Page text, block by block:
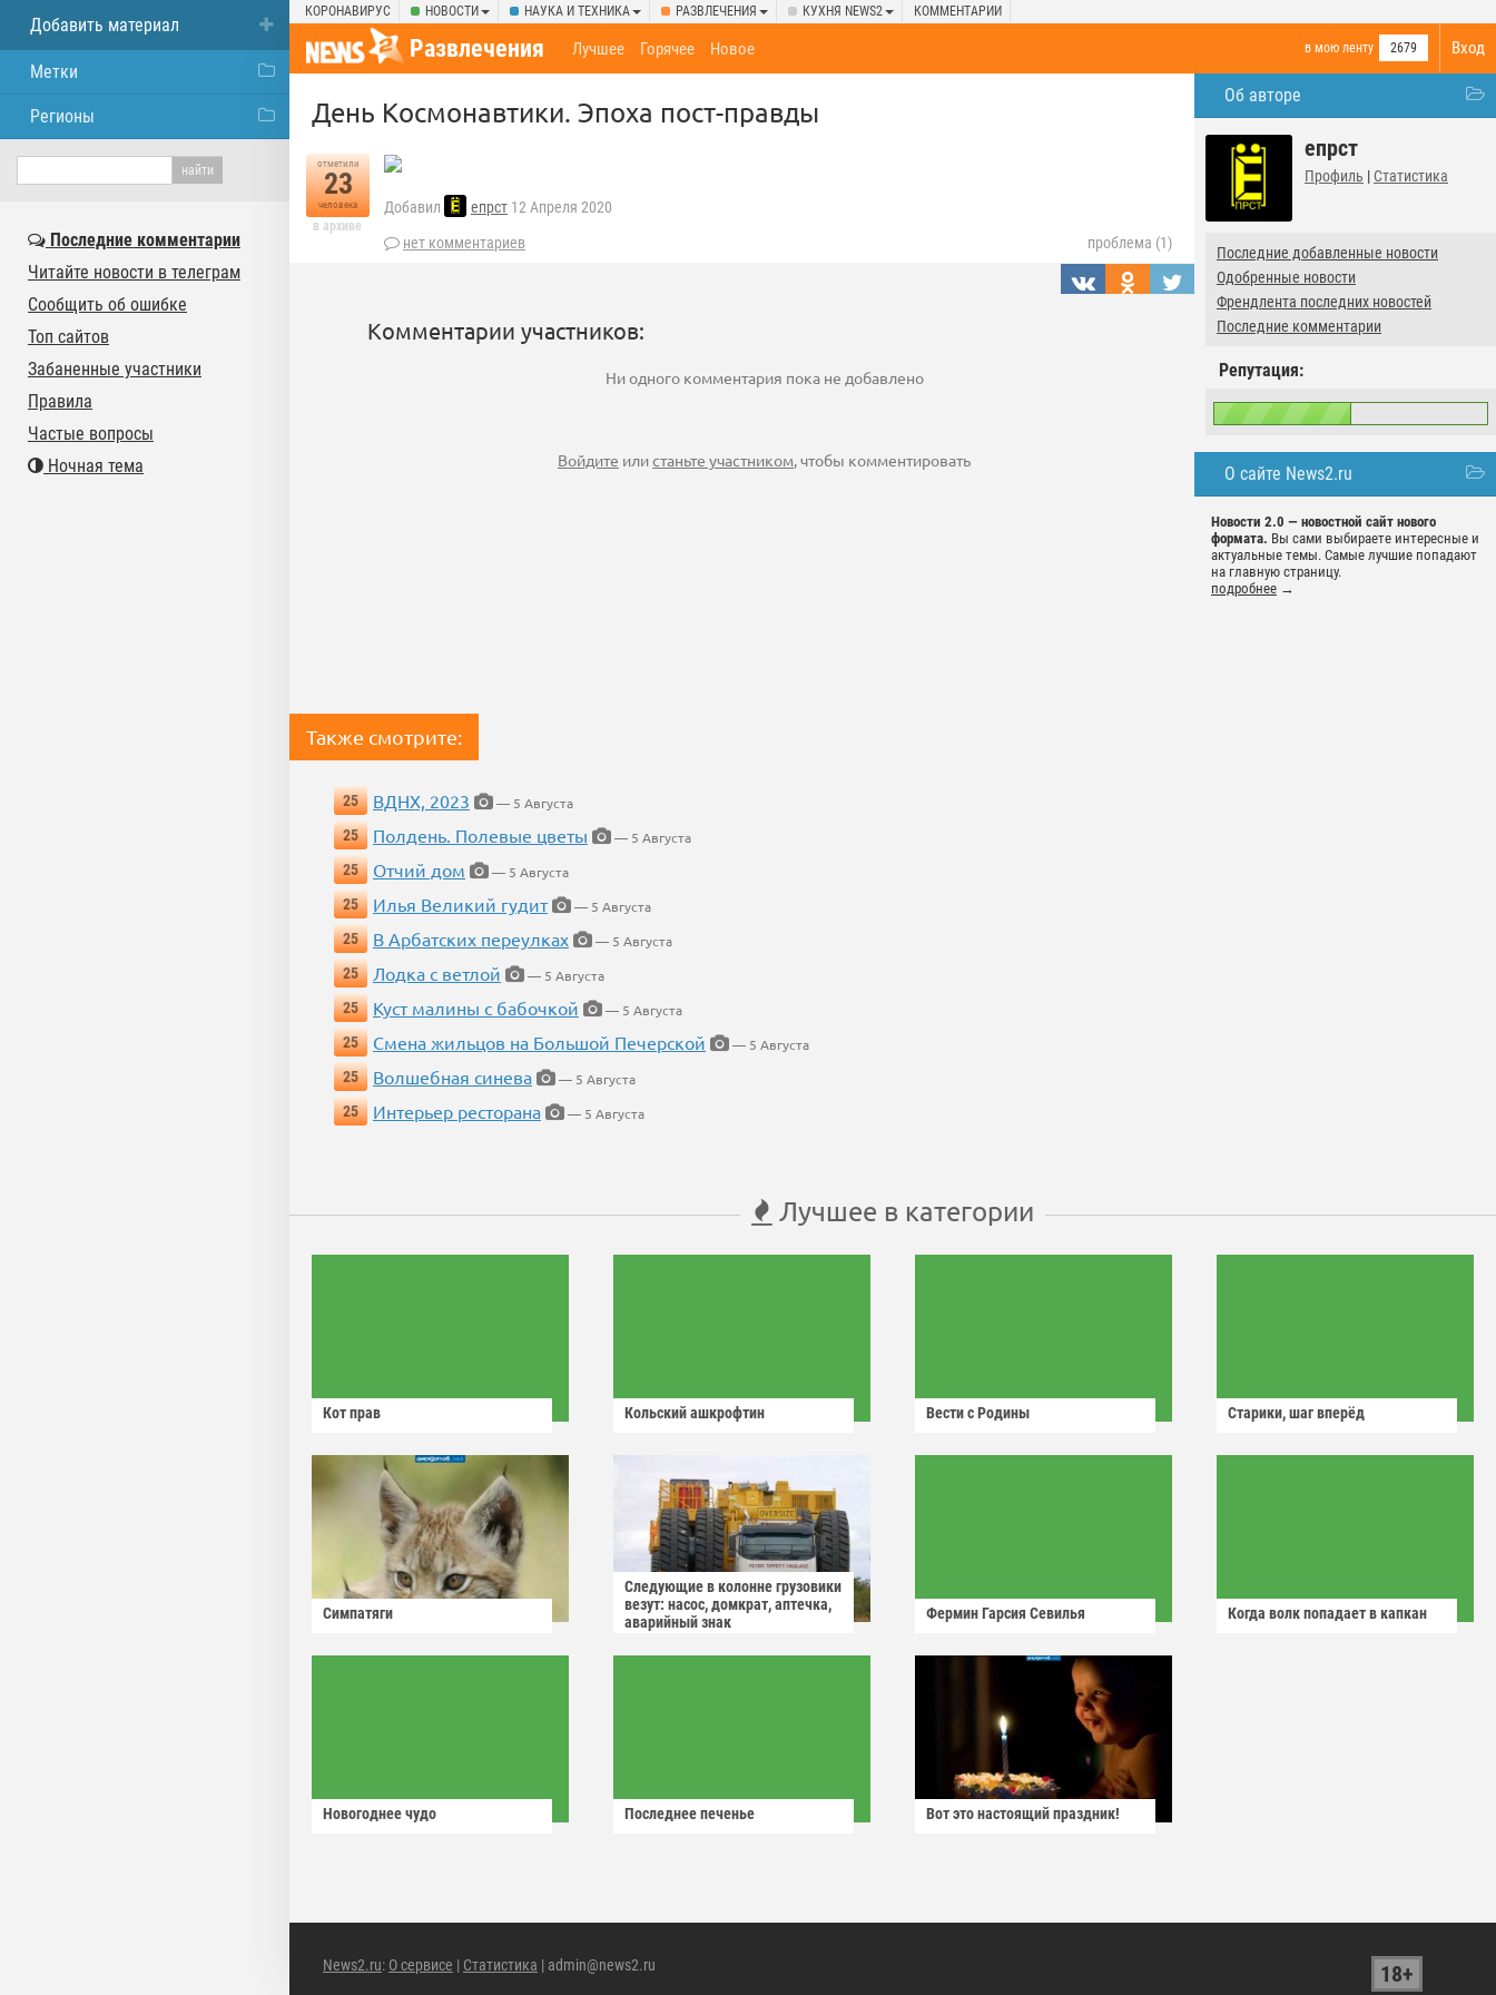
КОРОНАВИРУС НОВОСТИ НАУКА И ТЕХНИКА РАЗВЛЕЧЕНИЯ КУХНЯ NEWS2 КОММЕНТАРИИ
Вход
Развлечения в мою ленту 2679
Лучшее Горячее Новое
Об авторе
епрст
Профиль | Статистика
Последние добавленные новости
Одобренные новости
Френдлента последних новостей
Последние комментарии
Репутация:
О сайте News2.ru
Новости 2.0 — новостной сайт нового
формата. Вы сами выбираете интересные и
актуальные темы. Самые лучшие попадают
на главную страницу.
подробнее →
День Космонавтики. Эпоха пост-правды
отметили
23
человека
в архиве
Добавил епрст 12 Апреля 2020
нет комментариев
проблема (1)
Комментарии участников:
Ни одного комментария пока не добавлено
Войдите илистаньте участником, чтобы комментировать
Также смотрите:
25 ВДНХ, 2023
— 5 Августа
25
Полдень. Полевые цветы
— 5 Августа
25
Отчий дом
— 5 Августа
25
Илья Великий гудит
— 5 Августа
25
В Арбатских переулках
— 5 Августа
25
Лодка с ветлой
— 5 Августа
25
Куст малины с бабочкой
— 5 Августа
25
Смена жильцов на Большой Печерской
— 5 Августа
25
Волшебная синева
— 5 Августа
25
Интерьер ресторана — 5 Августа
Лучшее в категории
Кот прав Кольский ашкрофтин Вести с Родины Старики, шаг вперёд
Симпатяги
Следующие в колонне грузовики
везут: насос, домкрат, аптечка,
аварийный знак
Фермин Гарсия Севилья Когда волк попадает в капкан
Новогоднее чудо Последнее печенье Вот это настоящий праздник!
News2.ru: О сервисе | Статистика | admin@news2.ru 18+
Добавить материал
Метки
Регионы
Последние комментарии
Читайте новости в телеграм
Сообщить об ошибке
Топ сайтов
Забаненные участники
Правила
Частые вопросы
Ночная тема